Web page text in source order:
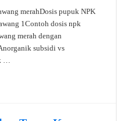
merahDosis pupuk NPK
1Contoh dosis npk
merah dengan
subsidi vs
…